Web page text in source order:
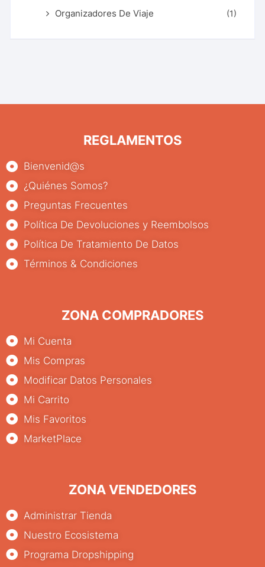
Organizadores De Viaje (1)
REGLAMENTOS
Bienvenid@s
¿Quiénes Somos?
Preguntas Frecuentes
Política De Devoluciones y Reembolsos
Política De Tratamiento De Datos
Términos & Condiciones
ZONA COMPRADORES
Mi Cuenta
Mis Compras
Modificar Datos Personales
Mi Carrito
Mis Favoritos
MarketPlace
ZONA VENDEDORES
Administrar Tienda
Nuestro Ecosistema
Programa Dropshipping